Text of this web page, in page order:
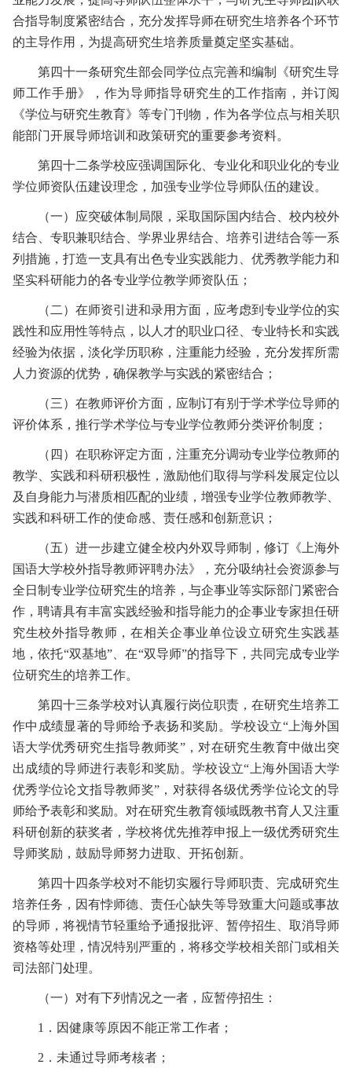
合指导制度紧密结合，充分发挥导师在研究生培养各个环节
的主导作用，为提高研究生培养质量奠定坚实基础。
第四十一条研究生部会同学位点完善和编制《研究生导
师工作手册》，作为导师指导研究生的工作指南，并订阅
《学位与研究生教育》等专门刊物，作为各学位点与相关职
能部门开展导师培训和政策研究的重要参考资料。
第四十二条学校应强调国际化、专业化和职业化的专业
学位师资队伍建设理念，加强专业学位导师队伍的建设。
（一）应突破体制局限，采取国际国内结合、校内校外
结合、专职兼职结合、学界业界结合、培养引进结合等一系
列措施，打造一支具有出色专业实践能力、优秀教学能力和
坚实科研能力的各专业学位教学师资队伍；
（二）在师资引进和录用方面，应考虑到专业学位的实
践性和应用性等特点，以人才的职业口径、专业特长和实践
经验为依据，淡化学历职称，注重能力经验，充分发挥所需
人力资源的优势，确保教学与实践的紧密结合；
（三）在教师评价方面，应制订有别于学术学位导师的
评价体系，推行学术学位与专业学位教师分类评价制度；
（四）在职称评定方面，注重充分调动专业学位教师的
教学、实践和科研积极性，激励他们取得与学科发展定位以
及自身能力与潜质相匹配的业绩，增强专业学位教师教学、
实践和科研工作的使命感、责任感和创新意识；
（五）进一步建立健全校内外双导师制，修订《上海外
国语大学校外指导教师评聘办法》，充分吸纳社会资源参与
全日制专业学位研究生的培养，与企事业等实际部门紧密合
作，聘请具有丰富实践经验和指导能力的企事业专家担任研
究生校外指导教师，在相关企事业单位设立研究生实践基
地，依托“双基地”、在“双导师”的指导下，共同完成专业学
位研究生的培养工作。
第四十三条学校对认真履行岗位职责，在研究生培养工
作中成绩显著的导师给予表扬和奖励。学校设立“上海外国
语大学优秀研究生指导教师奖”，对在研究生教育中做出突
出成绩的导师进行表彰和奖励。学校设立“上海外国语大学
优秀学位论文指导教师奖”，对获得各级优秀学位论文的导
师给予表彰和奖励。对在研究生教育领域既教书育人又注重
科研创新的获奖者，学校将优先推荐申报上一级优秀研究生
导师奖励，鼓励导师努力进取、开拓创新。
第四十四条学校对不能切实履行导师职责、完成研究生
培养任务，因有悖师德、责任心缺失等导致重大问题或事故
的导师，将视情节轻重给予通报批评、暂停招生、取消导师
资格等处理，情况特别严重的，将移交学校相关部门或相关
司法部门处理。
（一）对有下列情况之一者，应暂停招生：
1 ．因健康等原因不能正常工作者；
2 ．未通过导师考核者；